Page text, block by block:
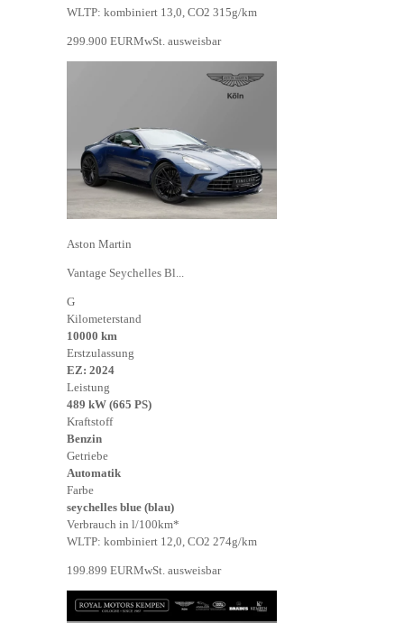
WLTP: kombiniert 13,0, CO2 315g/km
299.900 EURMwSt. ausweisbar
Aston Martin
Vantage Seychelles Bl...
G
Kilometerstand
10000 km
Erstzulassung
EZ: 2024
Leistung
489 kW (665 PS)
Kraftstoff
Benzin
Getriebe
Automatik
Farbe
seychelles blue (blau)
Verbrauch in l/100km*
WLTP: kombiniert 12,0, CO2 274g/km
199.899 EURMwSt. ausweisbar